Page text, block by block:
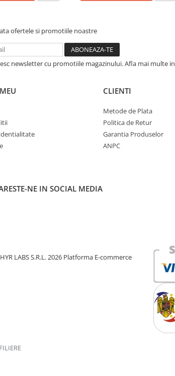
ofertele si promotiile noastre
newsletter cu promotiile magazinului. Afla mai multe in
CLIENTI
Metode de Plata
Politica de Retur
Garantia Produselor
ANPC
NE IN SOCIAL MEDIA
LABS S.R.L. 2026 Platforma E-commerce